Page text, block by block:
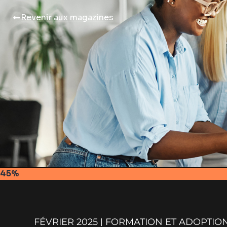
Revenir aux magazines
45%
FÉVRIER 2025 FORMATION ET